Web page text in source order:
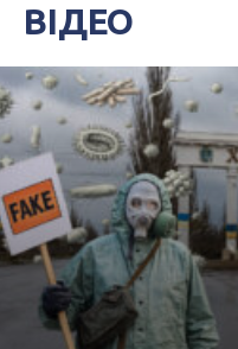
ВІДЕО